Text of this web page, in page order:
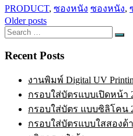
PRODUCT, ซองหนัง ซองหนัง,
Posts
navigation
Older posts
Search
for:
Recent Posts
งานพิมพ์ Digital UV
กรอบใส่บัตรแบบเปิดหน้า 2
กรอบใส่บัตร แบบซิลิโคน
กรอบใส่บัตรแบบใสสองด้